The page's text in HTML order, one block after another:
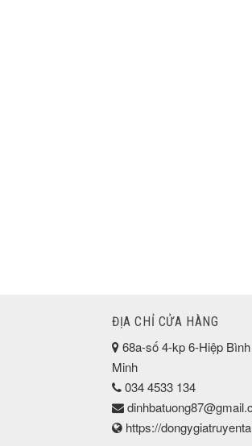
ĐỊA CHỈ CỬA HÀNG
68a-số 4-kp 6-Hiệp
Minh
034 4533 134
https://